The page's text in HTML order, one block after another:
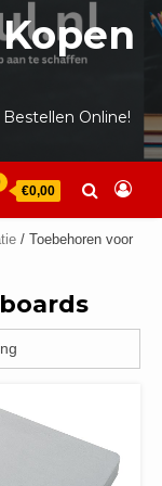
Online!
€0,00
/ Toebehoren voor